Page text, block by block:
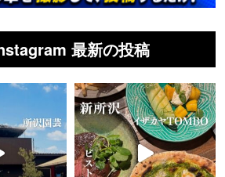
最新の投稿